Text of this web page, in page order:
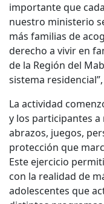
importante que
nuestro ministerio
más familias de
derecho a vivir en
de la Región del
sistema
La actividad
y los participantes
abrazos, juegos,
protección que
Este ejercicio
con la realidad de
adolescentes que